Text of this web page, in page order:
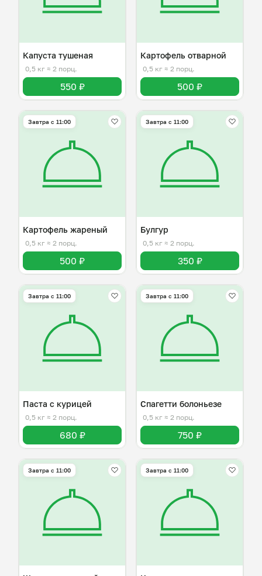
Капуста тушеная
0,5 кг ≈ 2 порц.
550 ₽
Картофель отварной
0,5 кг ≈ 2 порц.
500 ₽
Завтра c 11:00
Картофель жареный
0,5 кг ≈ 2 порц.
500 ₽
Завтра c 11:00
Булгур
0,5 кг ≈ 2 порц.
350 ₽
Завтра c 11:00
Паста с курицей
0,5 кг ≈ 2 порц.
680 ₽
Завтра c 11:00
Спагетти болоньезе
0,5 кг ≈ 2 порц.
750 ₽
Завтра c 11:00 Завтра c 11:00